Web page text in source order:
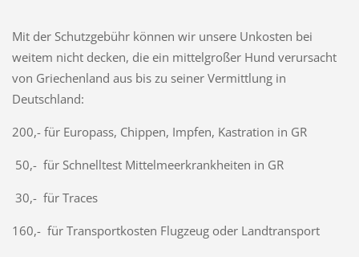
Mit der Schutzgebühr können wir unsere Unkosten bei
weitem nicht decken, die ein mittelgroßer Hund verursacht
von Griechenland aus bis zu seiner Vermittlung in
Deutschland:
200,- für Europass, Chippen, Impfen, Kastration in GR
50,- für Schnelltest Mittelmeerkrankheiten in GR
30,- für Traces
160,- für Transportkosten Flugzeug oder Landtransport